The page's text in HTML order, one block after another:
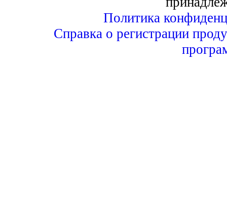
Политика
Справка о регистрации